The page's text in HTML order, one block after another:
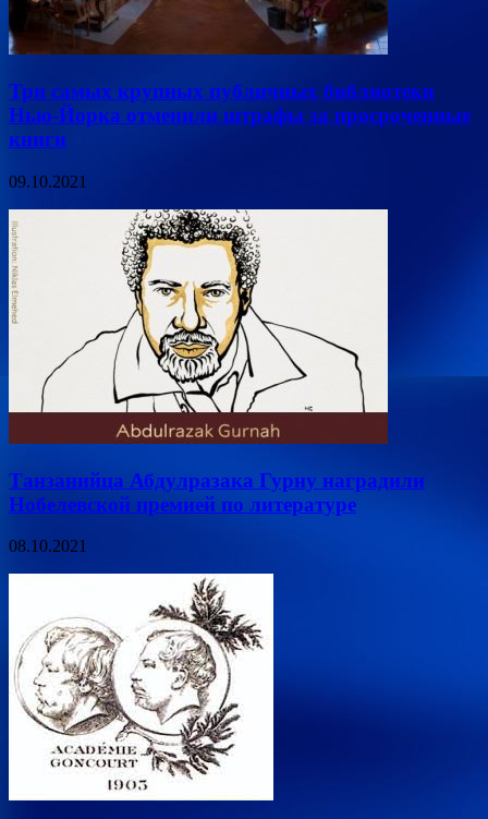
Три самых крупных публичных библиотеки
Нью-Йорка отменили штрафы за просроченные
книги
09.10.2021
Танзанийца Абдулразака Гурну наградили
Нобелевской премией по литературе
08.10.2021